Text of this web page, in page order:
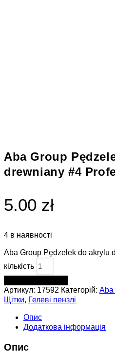
Aba Group
drewniany #4
5.00 zł
4 в наявності
Aba Group Pędzelek do akrylu
кількість
Артикул: 17592 Категорій: Aba
Щітки, Гелеві пензлі
Опис
Додаткова інформація
Опис